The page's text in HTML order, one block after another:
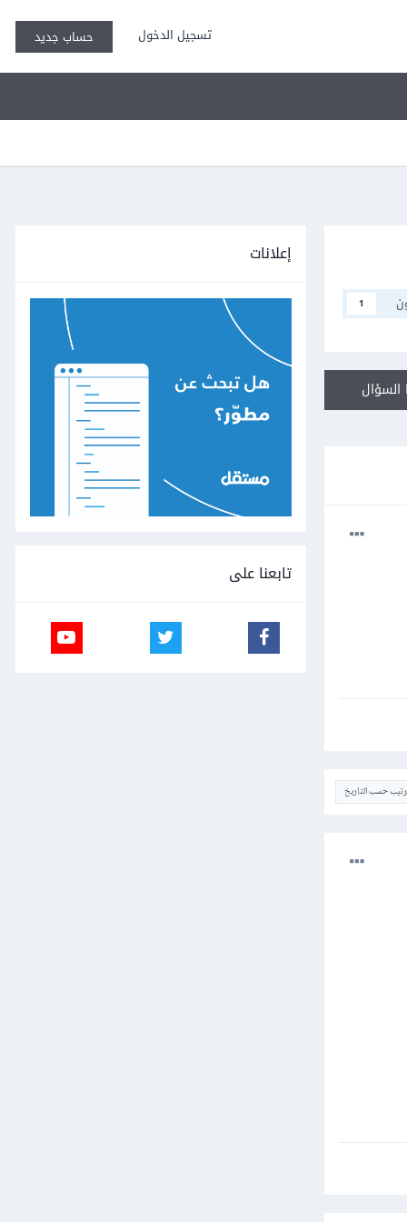
تسجيل الدخول حساب جديد
1
حسب التاريخ
إعلانات
تابعنا على